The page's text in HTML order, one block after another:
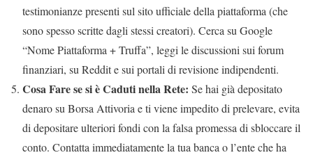
testimonianze presenti sul sito ufficiale della piattaforma (che
sono spesso scritte dagli stessi creatori). Cerca su Google
“Nome Piattaforma + Truffa”, leggi le discussioni sui forum
finanziari, su Reddit e sui portali di revisione indipendenti.
Cosa Fare se si è Caduti nella Rete: Se hai già depositato
denaro su Borsa Attivoria e ti viene impedito di prelevare, evita
di depositare ulteriori fondi con la falsa promessa di sbloccare il
conto. Contatta immediatamente la tua banca o l’ente che ha